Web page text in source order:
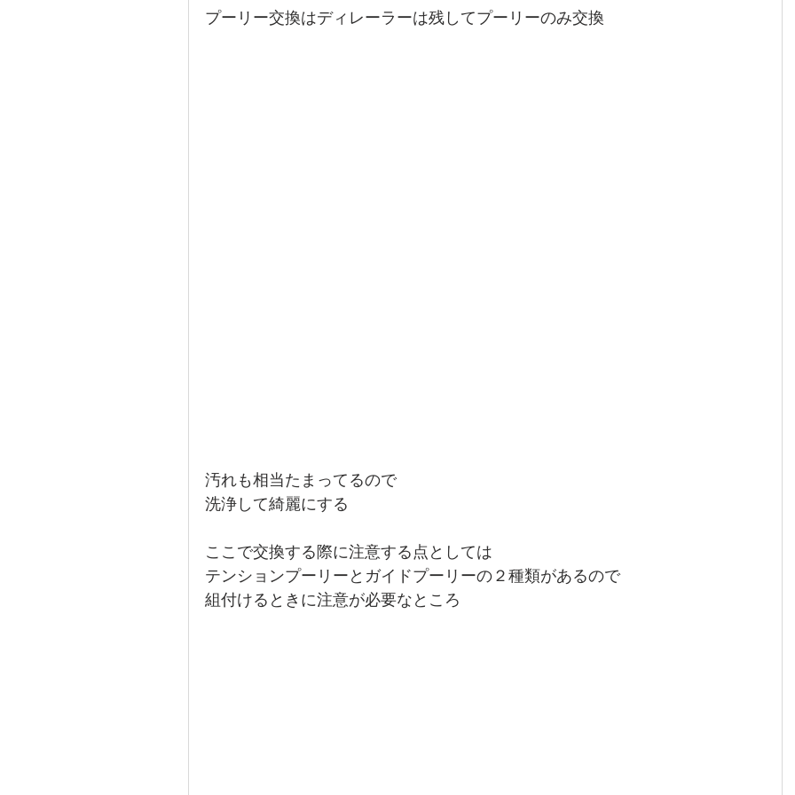
プーリー交換はディレーラーは残してプーリーのみ交換
汚れも相当たまってるので
洗浄して綺麗にする
ここで交換する際に注意する点としては
テンションプーリーとガイドプーリーの２種類があるので
組付けるときに注意が必要なところ